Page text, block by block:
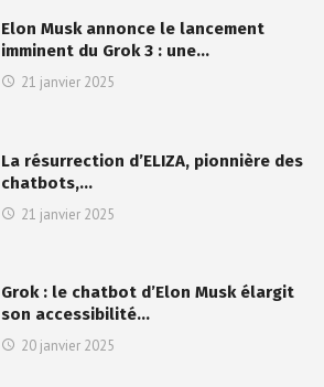
Elon Musk annonce le lancement
imminent du Grok 3 : une…
21 janvier 2025
La résurrection d’ELIZA, pionnière des
chatbots,…
21 janvier 2025
Grok : le chatbot d’Elon Musk élargit
son accessibilité…
20 janvier 2025